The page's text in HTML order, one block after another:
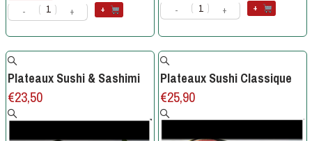
- + + - + +
Plateaux Sushi & Sashimi
€23,50
Plateaux Sushi Classique
€25,90